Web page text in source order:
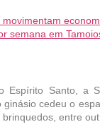
semana em
Santo, a
cedeu o
entre